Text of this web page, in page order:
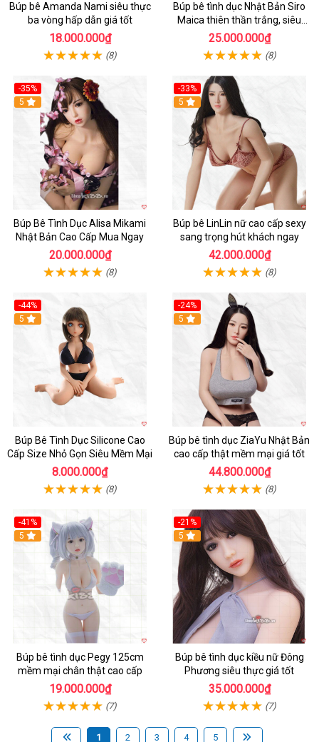
Búp bê Amanda Nami siêu thực
ba vòng hấp dẫn giá tốt
18.000.000₫
(8)
Búp bê tình dục Nhật Bản Siro
Maica thiên thần trắng, siêu
thực, thoải mái
25.000.000₫
(8)
-35%
Hot
5
Búp Bê Tình Dục Alisa Mikami
Nhật Bản Cao Cấp Mua Ngay
20.000.000₫
(8)
-33%
Hot
5
Búp bê LinLin nữ cao cấp sexy
sang trọng hút khách ngay
42.000.000₫
(8)
-44%
Hot
5
Búp Bê Tình Dục Silicone Cao
Cấp Size Nhỏ Gọn Siêu Mềm Mại
8.000.000₫
(8)
-24%
Hot
5
Búp bê tình dục ZiaYu Nhật Bản
cao cấp thật mềm mại giá tốt
44.800.000₫
(8)
-41%
Hot
5
Búp bê tình dục Pegy 125cm
mềm mại chân thật cao cấp
19.000.000₫
(7)
-21%
Hot
5
Búp bê tình dục kiều nữ Đông
Phương siêu thực giá tốt
35.000.000₫
(7)
1 2 3 4 5